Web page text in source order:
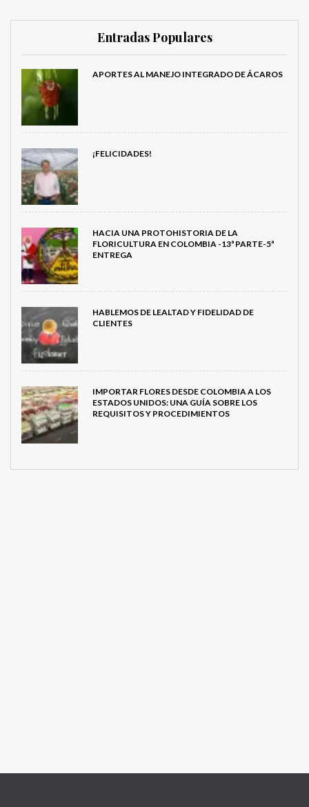
Entradas Populares
APORTES AL MANEJO INTEGRADO DE ÁCAROS
¡FELICIDADES!
HACIA UNA PROTOHISTORIA DE LA
FLORICULTURA EN COLOMBIA -13ª PARTE-5ª
ENTREGA
HABLEMOS DE LEALTAD Y FIDELIDAD DE
CLIENTES
IMPORTAR FLORES DESDE COLOMBIA A LOS
ESTADOS UNIDOS: UNA GUÍA SOBRE LOS
REQUISITOS Y PROCEDIMIENTOS